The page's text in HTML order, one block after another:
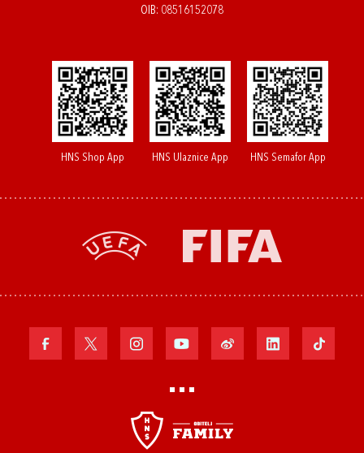
OIB: 08516152078
HNS Shop App HNS Ulaznice App HNS Semafor App